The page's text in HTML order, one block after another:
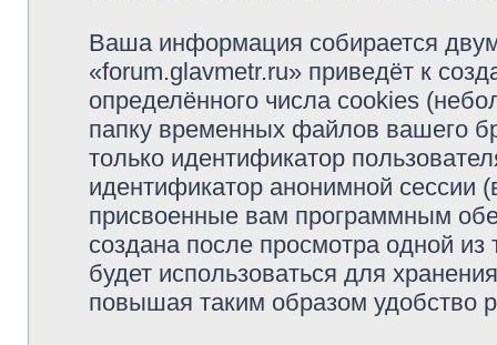
Ваша информация собирается
«forum.glavmetr.ru» приведёт к
определённого числа cookies
папку временных файлов вашего
только идентификатор
идентификатор анонимной сессии
присвоенные вам программным
создана после просмотра одной
будет использоваться для
повышая таким образом удобство